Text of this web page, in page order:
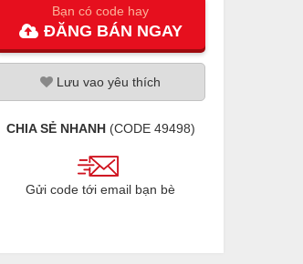
Bạn có code hay
ĐĂNG BÁN NGAY
Lưu vao yêu thích
CHIA SẺ NHANH(CODE 49498)
Gửi code tới email bạn bè